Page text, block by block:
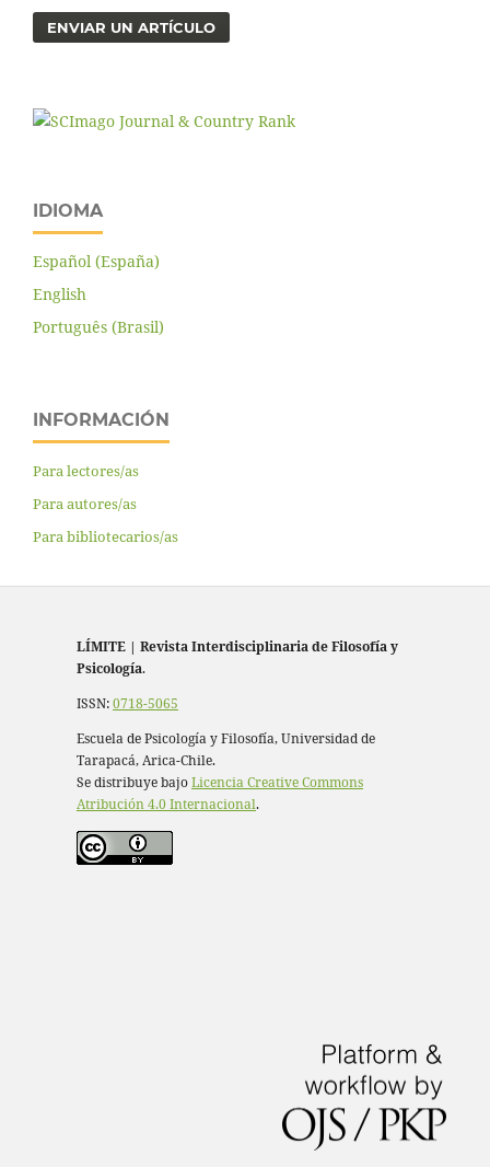
ENVIAR UN ARTÍCULO
IDIOMA
Español (España)
English
Português (Brasil)
INFORMACIÓN
Para lectores/as
Para autores/as
Para bibliotecarios/as
LÍMITE | Revista Interdisciplinaria de Filosofía y
Psicología.
ISSN:0718-5065
Escuela de Psicología y Filosofía, Universidad de
Tarapacá, Arica-Chile.
Se distribuye bajoLicencia Creative Commons
Atribución 4.0 Internacional.